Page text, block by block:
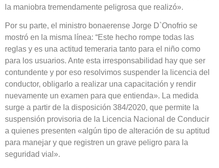
la maniobra tremendamente peligrosa que realizó».
Por su parte, el ministro bonaerense Jorge D`Onofrio se
mostró en la misma línea: “Este hecho rompe todas las
reglas y es una actitud temeraria tanto para el niño como
para los usuarios. Ante esta irresponsabilidad hay que ser
contundente y por eso resolvimos suspender la licencia del
conductor, obligarlo a realizar una capacitación y rendir
nuevamente un examen para que entienda». La medida
surge a partir de la disposición 384/2020, que permite la
suspensión provisoria de la Licencia Nacional de Conducir
a quienes presenten «algún tipo de alteración de su aptitud
para manejar y que registren un grave peligro para la
seguridad vial».